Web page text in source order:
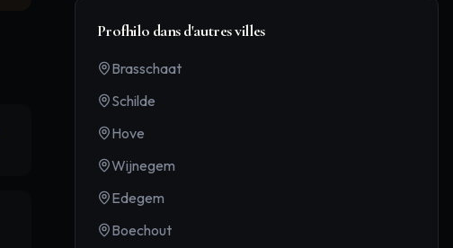
Profhilo dans d'autres villes
Brasschaat
Schilde
Hove
Wijnegem
Edegem
Boechout